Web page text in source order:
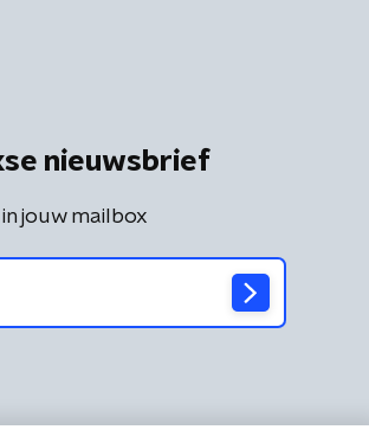
nieuwsbrief
jouw mailbox